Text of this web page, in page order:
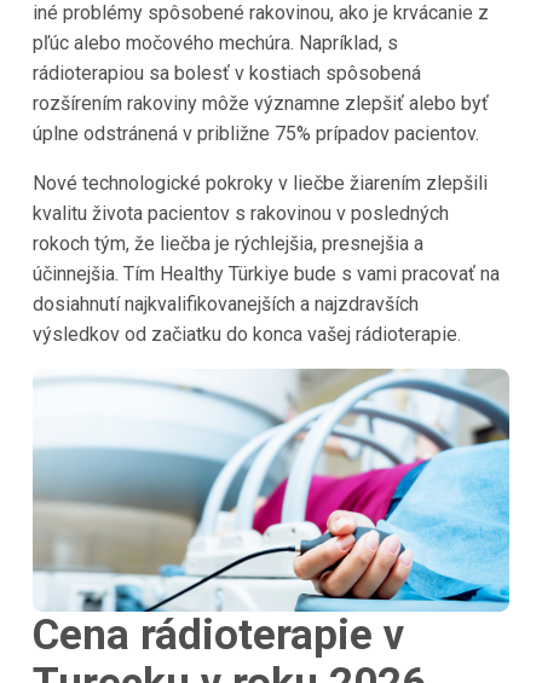
iné problémy spôsobené rakovinou, ako je krvácanie z
pľúc alebo močového mechúra. Napríklad, s
rádioterapiou sa bolesť v kostiach spôsobená
rozšírením rakoviny môže významne zlepšiť alebo byť
úplne odstránená v približne 75% prípadov pacientov.
Nové technologické pokroky v liečbe žiarením zlepšili
kvalitu života pacientov s rakovinou v posledných
rokoch tým, že liečba je rýchlejšia, presnejšia a
účinnejšia. Tím Healthy Türkiye bude s vami pracovať na
dosiahnutí najkvalifikovanejších a najzdravších
výsledkov od začiatku do konca vašej rádioterapie.
Cena rádioterapie v